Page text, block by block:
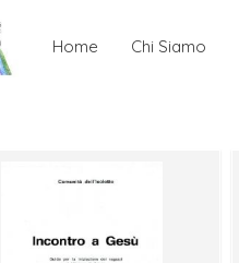
Home Chi Siamo